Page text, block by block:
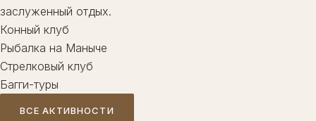
заслуженный отдых.
Конный клуб
Рыбалка на Маныче
Стрелковый клуб
Багги-туры
ВСЕ АКТИВНОСТИ